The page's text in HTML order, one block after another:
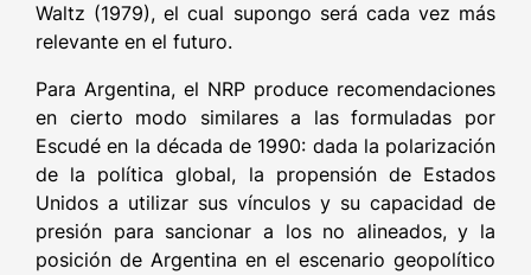
Waltz (1979), el cual supongo será cada vez más
relevante en el futuro.
Para Argentina, el NRP produce recomendaciones
en cierto modo similares a las formuladas por
Escudé en la década de 1990: dada la polarización
de la política global, la propensión de Estados
Unidos a utilizar sus vínculos y su capacidad de
presión para sancionar a los no alineados, y la
posición de Argentina en el escenario geopolítico